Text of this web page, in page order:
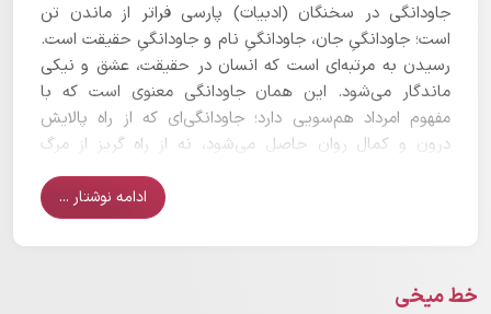
جاودانگی در سخنگان (ادبیات) پارسی فراتر از ماندن تن
است؛ جاودانگیِ جان، جاودانگیِ نام و جاودانگیِ حقیقت است.
رسیدن به مرتبه‌ای است که انسان در حقیقت، عشق و نیکی
ماندگار می‌شود. این همان جاودانگی معنوی است که با
مفهوم امرداد هم‌سویی دارد؛ جاودانگی‌ای که از راه پالایش
درون و کمال روان حاصل می‌شود، نه از راه گریز از مرگ
طبیعی. از این روی می‌توان نگاه دیگری به جشن امردادگان
ادامه نوشتار ...
خط میخی